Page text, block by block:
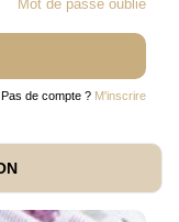
Mot de passe oublié
Pas de compte ? M'inscrire